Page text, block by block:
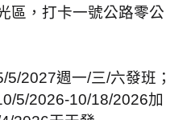
區，打卡一號公路零公
2027週一/三/六發班；
5/2026-10/18/2026加